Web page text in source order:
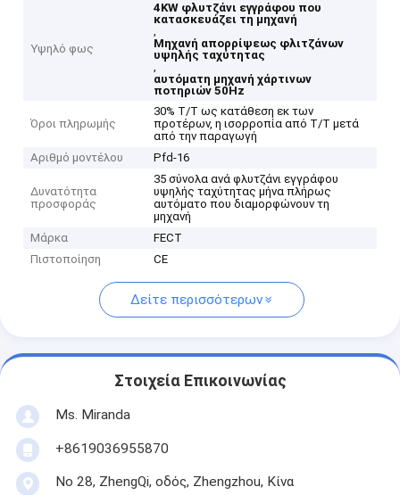
Υψηλό φως
4KW φλυτζάνι εγγράφου που
κατασκευάζει τη μηχανή
,
Μηχανή απορρίψεως φλιτζάνων
υψηλής ταχύτητας
,
αυτόματη μηχανή χάρτινων
ποτηριών 50Hz
Όροι πληρωμής
30% T/T ως κατάθεση εκ των
προτέρων, η ισορροπία από T/T μετά
από την παραγωγή
Αριθμό μοντέλου
Pfd-16
Δυνατότητα
προσφοράς
35 σύνολα ανά φλυτζάνι εγγράφου
υψηλής ταχύτητας μήνα πλήρως
αυτόματο που διαμορφώνουν τη
μηχανή
Μάρκα
FECT
Πιστοποίηση
CE
Δείτε περισσότερων
Στοιχεία Επικοινωνίας
Ms. Miranda
+8619036955870
Νο 28, ZhengQi, οδός, Zhengzhou, Κίνα